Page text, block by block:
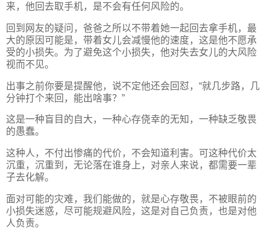
来，他回去取手机，是不会有任何风险的。
回到网友的疑问，爸爸之所以不带着她一起回去拿手机，最
大的原因可能是，带着女儿会减慢他的速度，这是他不愿承
受的小损失。为了避免这个小损失，他对失去女儿的大风险
视而不见。
出事之前你要是提醒他，说不定他还会回怼，“就几步路，几
分钟打个来回，能出啥事？”
这是一种盲目的自大，一种心存侥幸的无知，一种缺乏敬畏
的愚蠢。
这种人，不付出惨痛的代价，不会知道利害。可这种代价太
沉重，沉重到，无论落在谁身上，对亲人来说，都需要一辈
子去化解。
面对可能的灾难，我们能做的，就是心存敬畏，不被眼前的
小损失迷惑，尽可能规避风险，这是对自己负责，也是对他
人负责。